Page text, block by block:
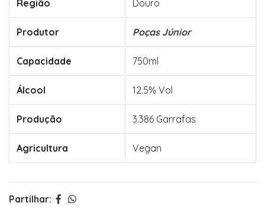
Região Douro
Produtor Poças Júnior
Capacidade 750ml
Álcool 12.5% Vol
Produção 3.386 Garrafas
Agricultura Vegan
Partilhar: